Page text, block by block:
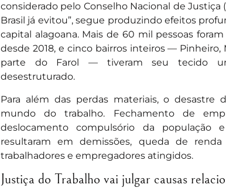
considerado pelo Conselho Nacional de Justiça
Brasil já evitou”, segue produzindo efeitos
capital alagoana. Mais de 60 mil pessoas
desde 2018, e cinco bairros inteiros —
parte do Farol — tiveram seu tecido
desestruturado.
Para além das perdas materiais, o desastre
mundo do trabalho. Fechamento de
deslocamento compulsório da população
resultaram em demissões, queda de
trabalhadores e empregadores atingidos.
Justiça do Trabalho vai julgar causas